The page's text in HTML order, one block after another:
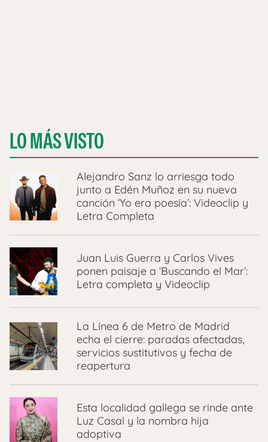
LO MÁS VISTO
Alejandro Sanz lo arriesga todo
junto a Edén Muñoz en su nueva
canción ‘Yo era poesía’: Videoclip y
Letra Completa
Juan Luis Guerra y Carlos Vives
ponen paisaje a ‘Buscando el Mar’:
Letra completa y Videoclip
La Línea 6 de Metro de Madrid
echa el cierre: paradas afectadas,
servicios sustitutivos y fecha de
reapertura
Esta localidad gallega se rinde ante
Luz Casal y la nombra hija
adoptiva